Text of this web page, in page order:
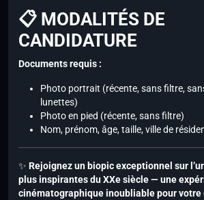
📋 MODALITÉS DE
CANDIDATURE
Documents requis :
Photo portrait (récente, sans filtre,
lunettes)
Photo en pied (récente, sans filtre)
Nom, prénom, âge, taille, ville de
✨ Rejoignez un biopic exceptionnel sur
plus inspirantes du XXe siècle — une
cinématographique inoubliable pour votre